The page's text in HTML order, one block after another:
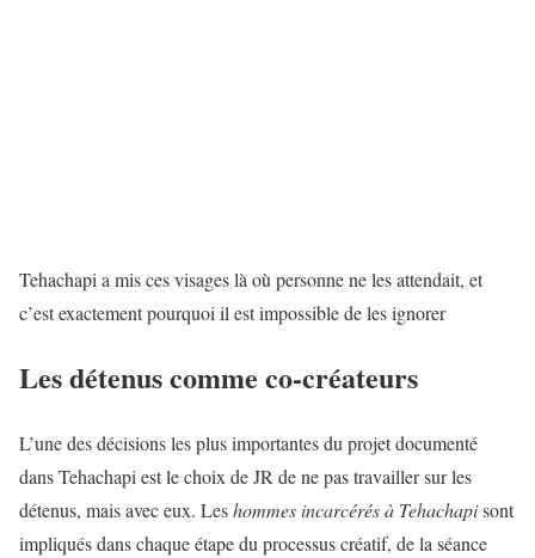
Tehachapi a mis ces visages là où personne ne les attendait, et
c’est exactement pourquoi il est impossible de les ignorer
Les détenus comme co-créateurs
L’une des décisions les plus importantes du projet documenté
dans Tehachapi est le choix de JR de ne pas travailler sur les
détenus, mais avec eux. Leshommes incarcérés à Tehachapisont
impliqués dans chaque étape du processus créatif, de la séance